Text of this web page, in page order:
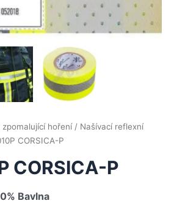
zpomalující hoření/ Našívací reflexní
CORSICA-P
CORSICA-P
Bavlna